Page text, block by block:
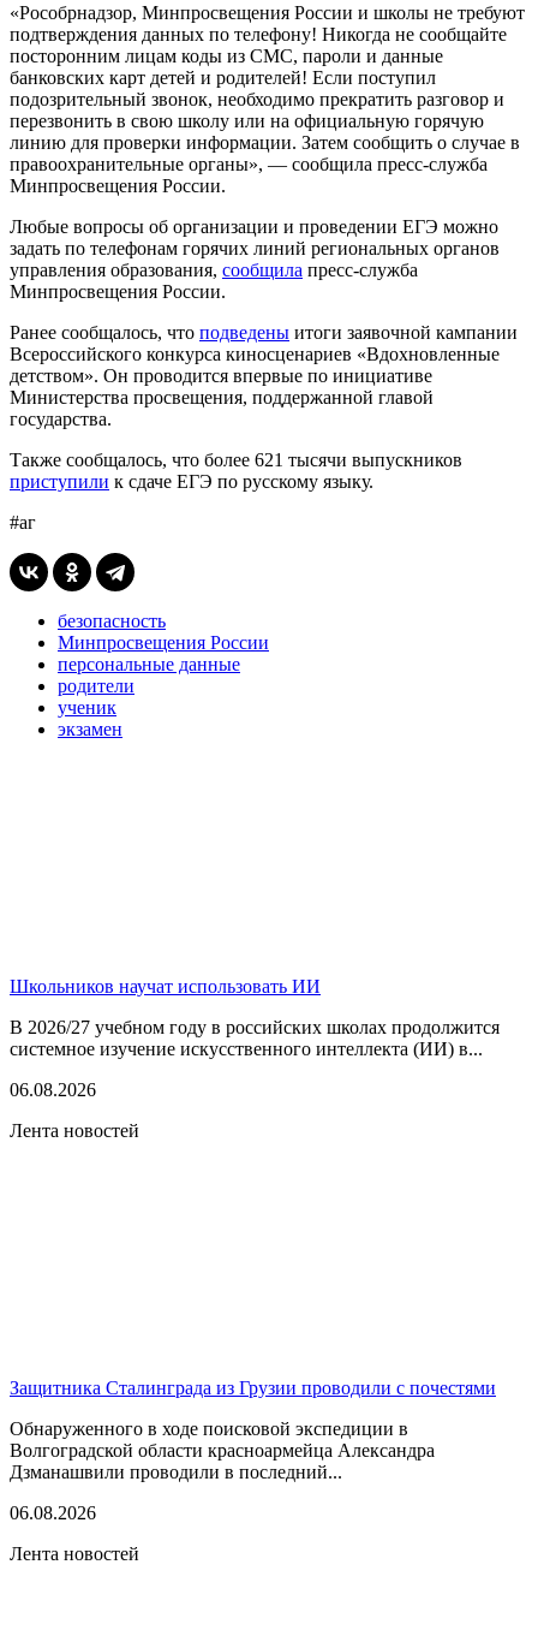
«Рособрнадзор, Минпросвещения России и школы не требуют
подтверждения данных по телефону! Никогда не сообщайте
посторонним лицам коды из СМС, пароли и данные
банковских карт детей и родителей! Если поступил
подозрительный звонок, необходимо прекратить разговор и
перезвонить в свою школу или на официальную горячую
линию для проверки информации. Затем сообщить о случае в
правоохранительные органы», — сообщила пресс-служба
Минпросвещения России.
Любые вопросы об организации и проведении ЕГЭ можно
задать по телефонам горячих линий региональных органов
управления образования, сообщила пресс-служба
Минпросвещения России.
Ранее сообщалось, что подведены итоги заявочной кампании
Всероссийского конкурса киносценариев «Вдохновленные
детством». Он проводится впервые по инициативе
Министерства просвещения, поддержанной главой
государства.
Также сообщалось, что более 621 тысячи выпускников
приступили к сдаче ЕГЭ по русскому языку.
#аг
безопасность
Минпросвещения России
персональные данные
родители
ученик
экзамен
Школьников научат использовать ИИ
В 2026/27 учебном году в российских школах продолжится
системное изучение искусственного интеллекта (ИИ) в...
06.08.2026
Лента новостей
Защитника Сталинграда из Грузии проводили с почестями
Обнаруженного в ходе поисковой экспедиции в
Волгоградской области красноармейца Александра
Дзманашвили проводили в последний...
06.08.2026
Лента новостей